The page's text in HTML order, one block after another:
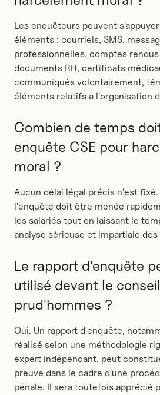
Les enquêteurs peuvent
éléments : courriels, SMS,
professionnelles, comptes
documents RH, certificats
communiqués volontairement,
éléments relatifs à l'organisation
Combien de temps
enquête CSE pour
moral ?
Aucun délai légal précis n'est fixé.
l'enquête doit être menée
les salariés tout en laissant le
analyse sérieuse et impartiale
Le rapport d'enquête
utilisé devant le
prud'hommes ?
Oui. Un rapport d'enquête,
réalisé selon une méthodologie
expert indépendant, peut
preuve dans le cadre d'une
pénale. Il sera toutefois apprécié